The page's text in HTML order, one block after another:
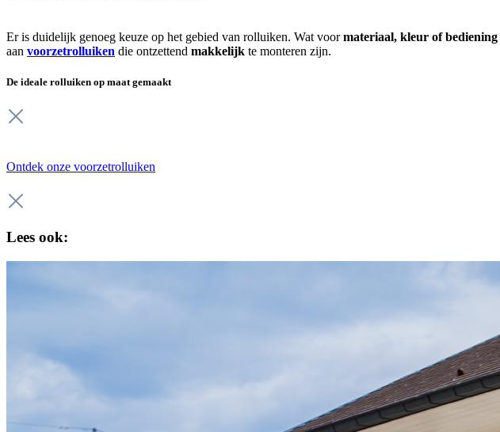
Er is duidelijk genoeg keuze op het gebied van rolluiken. Wat voormateriaal, kleur of bediening
aan voorzetrolluiken die ontzettend makkelijk te monteren zijn.
De ideale rolluiken op maat gemaakt
Ontdek onze voorzetrolluiken
Lees ook: